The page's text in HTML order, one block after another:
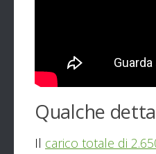
Qualche
Il carico totale di